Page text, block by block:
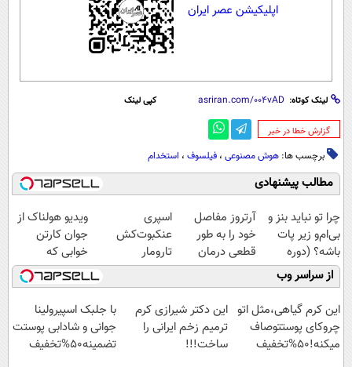
اپلیکیشن عصر ایران
لینک کوتاه: کپی لینک
‌گزارش خطا در خبر
برچسب ها: هوش مصنوعی ، فیلسوف ، استخدام
مطالب پیشنهادی
چرا تو نباید بنز و
بی‌ام‌و زیر پات
باشه؟ (دوره
رایگان درآمد
میلیاردی)
آرتروز مفاصل
خود را به طور
قطعی درمان
کنید!
◗پرسش‌نامه◖
اسپری
عنکبوت‌‌کش
تارومار
ازبین‌برنده انواع
عنکبوت
ویدیو هولناک از
جوان کارتن
خوابی که
میلیاردر شد.
آموزش رایگان
از سراسر وب
این کرم گیاهی،مثل اتو
چروکای پوستتوصاف
میکنه!50%تخفیف
این دکتر شیرازی کرم
ترمیم زخم ایرانی را
ساخت!!!
با جلبک اسپیرولینا
جوانی و شادابی پوستت
تضمینه50%تخفیف